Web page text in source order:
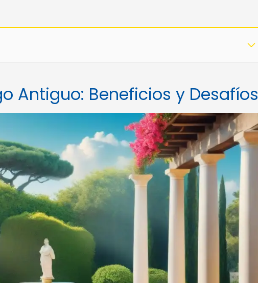
Antiguo: Beneficios y Desafíos